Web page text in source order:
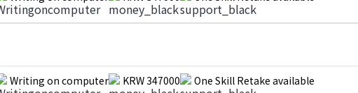
Writing on computer KRW 347000 One Skill Retake available